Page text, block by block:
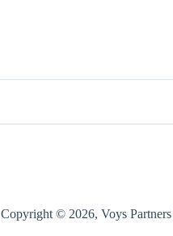
Copyright © 2026, Voys